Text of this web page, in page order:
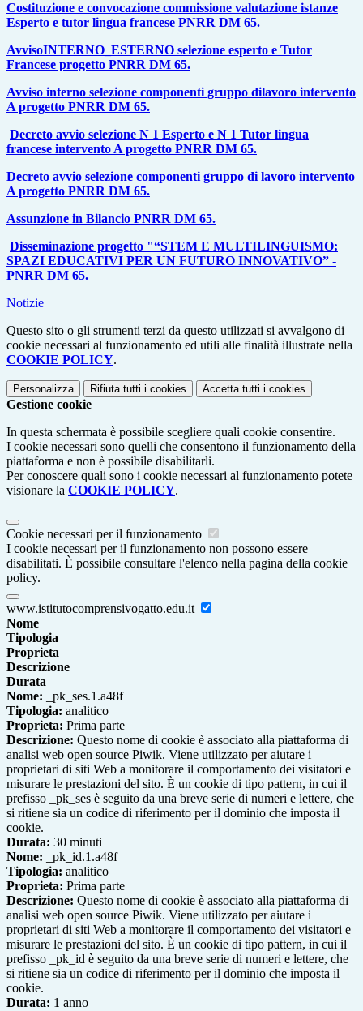
Costituzione e convocazione commissione valutazione istanze
Esperto e tutor lingua francese PNRR DM 65.
AvvisoINTERNO_ESTERNO selezione esperto e Tutor
Francese progetto PNRR DM 65.
Avviso interno selezione componenti gruppo dilavoro intervento
A progetto PNRR DM 65.
Decreto avvio selezione N 1 Esperto e N 1 Tutor lingua
francese intervento A progetto PNRR DM 65.
Decreto avvio selezione componenti gruppo di lavoro intervento
A progetto PNRR DM 65.
Assunzione in Bilancio PNRR DM 65.
Disseminazione progetto "“STEM E MULTILINGUISMO:
SPAZI EDUCATIVI PER UN FUTURO INNOVATIVO” -
PNRR DM 65.
Notizie
Questo sito o gli strumenti terzi da questo utilizzati si avvalgono di
cookie necessari al funzionamento ed utili alle finalità illustrate nella
COOKIE POLICY.
Personalizza Rifiuta tutti i cookies Accetta tutti i cookies
Gestione cookie
In questa schermata è possibile scegliere quali cookie consentire.
I cookie necessari sono quelli che consentono il funzionamento della
piattaforma e non è possibile disabilitarli.
Per conoscere quali sono i cookie necessari al funzionamento potete
visionare la COOKIE POLICY.
Cookie necessari per il funzionamento
I cookie necessari per il funzionamento non possono essere
disabilitati. È possibile consultare l'elenco nella pagina della cookie
policy.
www.istitutocomprensivogatto.edu.it
Nome
Tipologia
Proprieta
Descrizione
Durata
Nome: _pk_ses.1.a48f
Tipologia: analitico
Proprieta: Prima parte
Descrizione: Questo nome di cookie è associato alla piattaforma di
analisi web open source Piwik. Viene utilizzato per aiutare i
proprietari di siti Web a monitorare il comportamento dei visitatori e
misurare le prestazioni del sito. È un cookie di tipo pattern, in cui il
prefisso _pk_ses è seguito da una breve serie di numeri e lettere, che
si ritiene sia un codice di riferimento per il dominio che imposta il
cookie.
Durata: 30 minuti
Nome: _pk_id.1.a48f
Tipologia: analitico
Proprieta: Prima parte
Descrizione: Questo nome di cookie è associato alla piattaforma di
analisi web open source Piwik. Viene utilizzato per aiutare i
proprietari di siti Web a monitorare il comportamento dei visitatori e
misurare le prestazioni del sito. È un cookie di tipo pattern, in cui il
prefisso _pk_id è seguito da una breve serie di numeri e lettere, che
si ritiene sia un codice di riferimento per il dominio che imposta il
cookie.
Durata: 1 anno